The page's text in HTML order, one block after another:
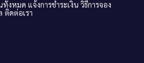
ทั้งหมด แจ้งการชำระเงิน วิธีการจอง
ติดต่อเรา